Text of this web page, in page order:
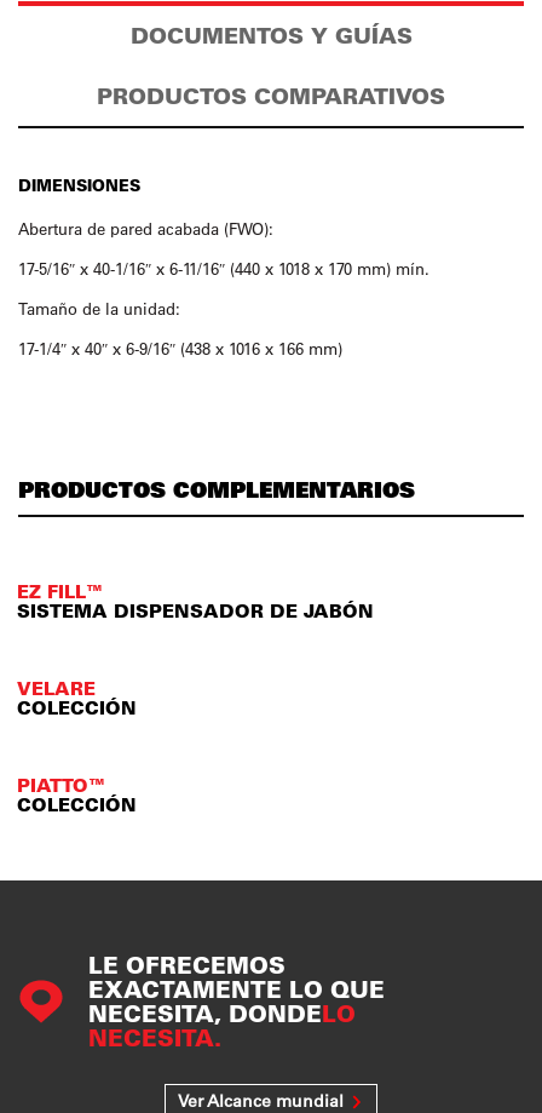
DOCUMENTOS Y GUÍAS
PRODUCTOS COMPARATIVOS
DIMENSIONES
Abertura de pared acabada (FWO):
17-5/16″ x 40-1/16″ x 6-11/16″ (440 x 1018 x 170 mm) mín.
Tamaño de la unidad:
17-1/4″ x 40″ x 6-9/16″ (438 x 1016 x 166 mm)
PRODUCTOS COMPLEMENTARIOS
EZ FILL™
SISTEMA DISPENSADOR DE JABÓN
VELARE
COLECCIÓN
PIATTO™
COLECCIÓN
LE OFRECEMOS
EXACTAMENTE LO QUE
NECESITA, DONDELO
NECESITA.
Ver Alcance mundial